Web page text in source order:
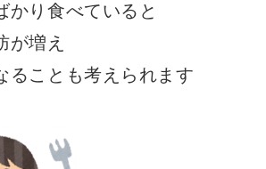
かり食べていると
が増え
ることも考えられます